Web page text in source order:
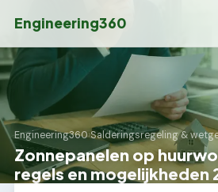
Engineering360
Engineering360›Salderingsregeling &
Zonnepanelen op
regels en mogelijkheden